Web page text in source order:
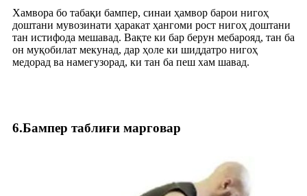
Хамвора бо табақи бампер, синаи ҳамвор барои нигоҳ
доштани мувозинати ҳаракат ҳангоми рост нигоҳ доштани
тан истифода мешавад. Вақте ки бар берун мебарояд, тан ба
он муқобилат мекунад, дар ҳоле ки шиддатро нигоҳ
медорад ва намегузорад, ки тан ба пеш хам шавад.
6.Бампер таблиғи марговар